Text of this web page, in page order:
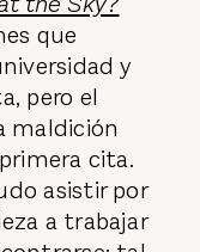
que
y
pero el
maldición
cita.
asistir por
a trabajar